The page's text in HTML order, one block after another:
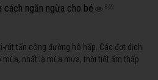
cách ngăn ngừa cho bé 869
rút tấn công đường hô hấp. Các đợt dịch
nhất là mùa mưa, thời tiết ẩm thấp